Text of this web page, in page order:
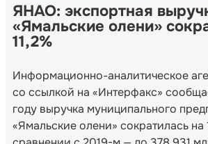
ЯНАО: экспортная
«Ямальские олени»
11,2%
Информационно-аналитическое
со ссылкой на «Интерфакс»
году выручка муниципального
«Ямальские олени» сократилась на